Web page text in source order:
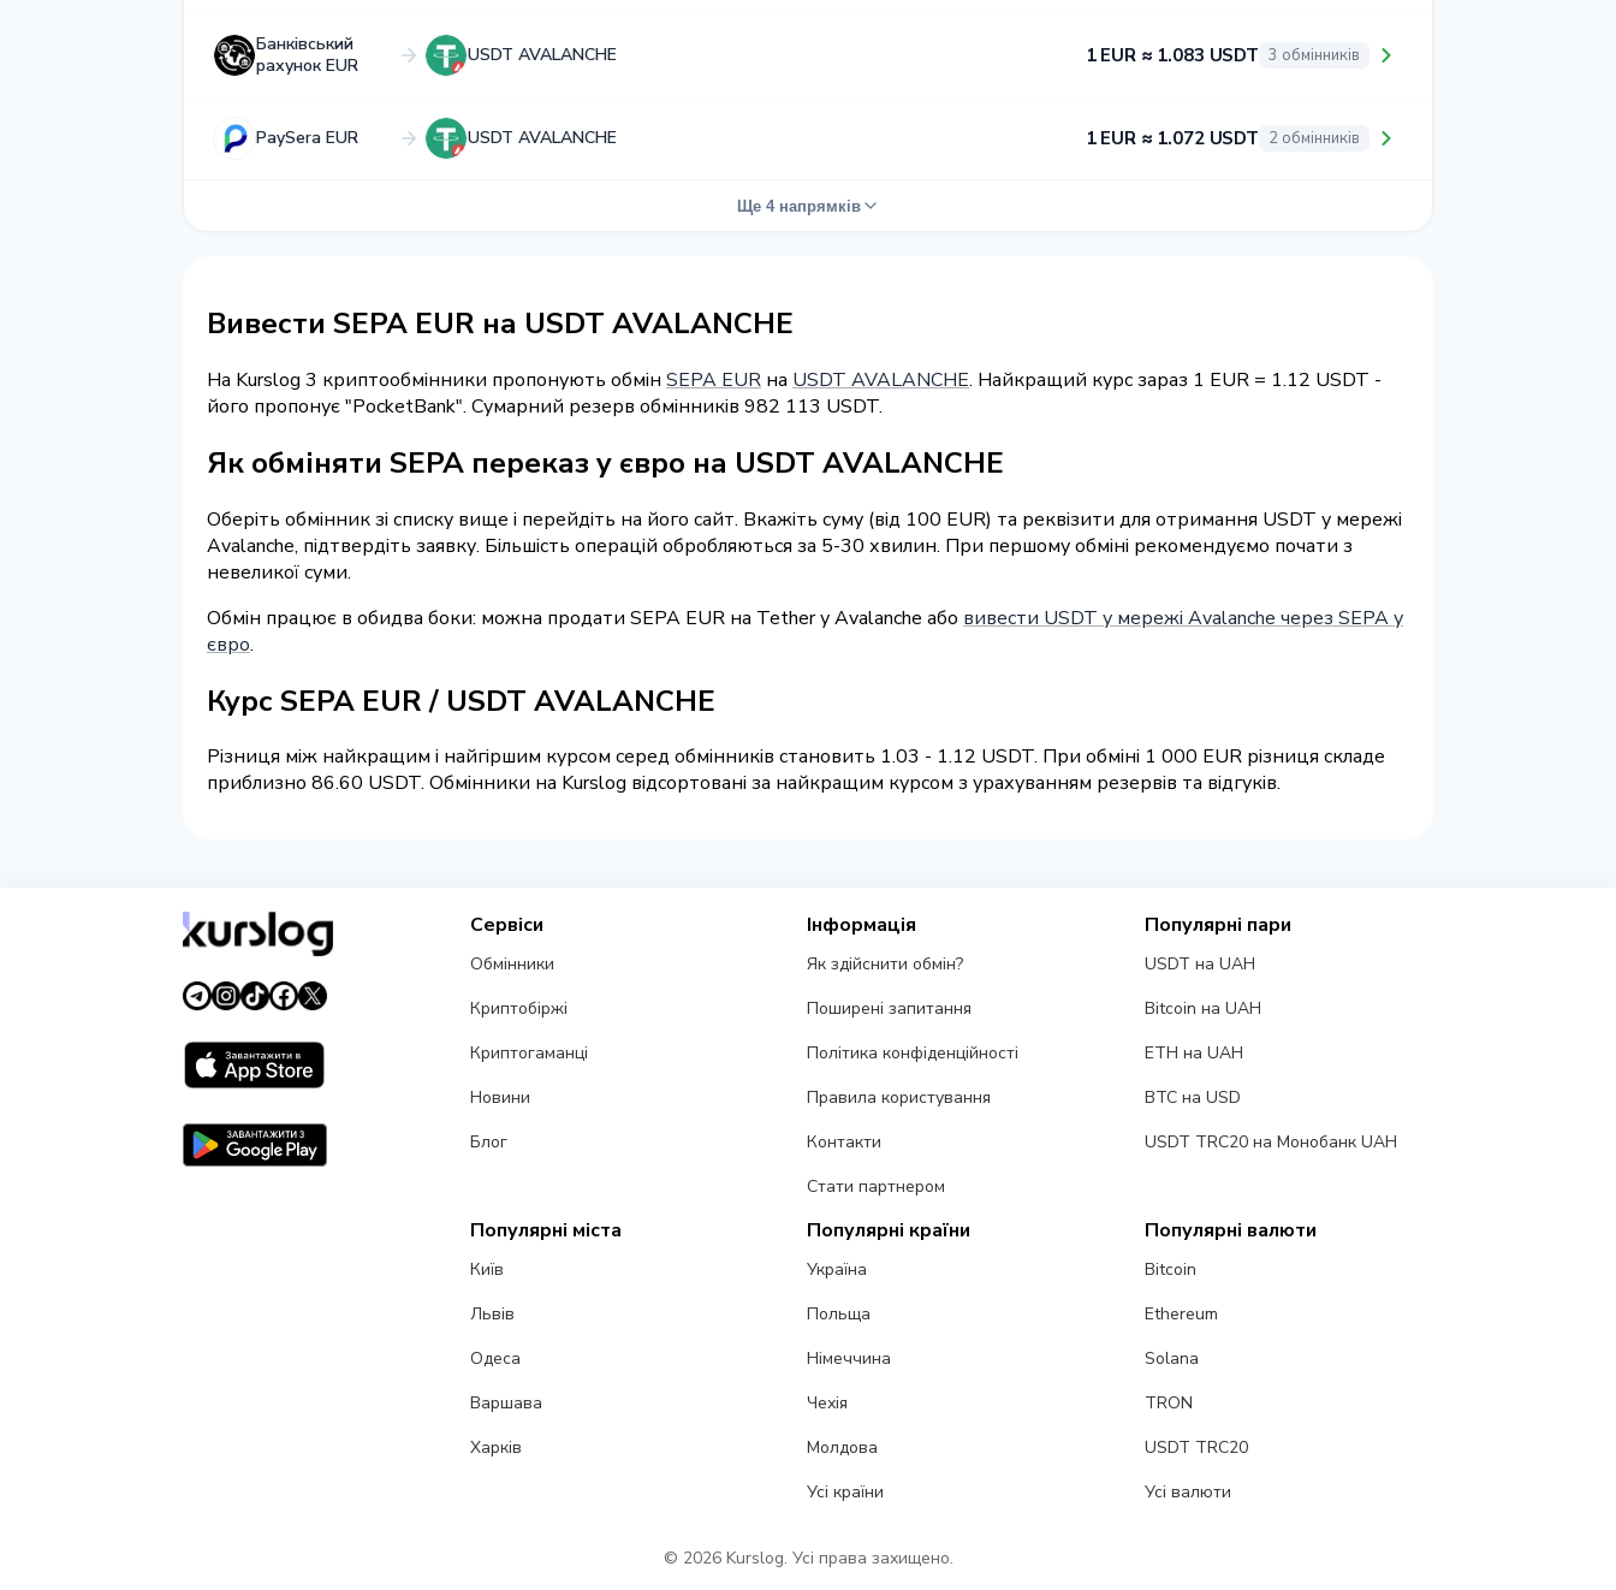
Банківський
рахунок EUR
USDT AVALANCHE 1 EUR ≈ 1.083 USDT 3 обмінників
PaySera EUR USDT AVALANCHE 1 EUR ≈ 1.072 USDT 2 обмінників
Ще 4 напрямків
Вивести SEPA EUR на USDT AVALANCHE
На Kurslog 3 криптообмінники пропонують обмін SEPA EUR на USDT AVALANCHE. Найкращий курс зараз 1 EUR = 1.12 USDT -
його пропонує "PocketBank". Сумарний резерв обмінників 982 113 USDT.
Як обміняти SEPA переказ у євро на USDT AVALANCHE
Оберіть обмінник зі списку вище і перейдіть на його сайт. Вкажіть суму (від 100 EUR) та реквізити для отримання USDT у мережі
Avalanche, підтвердіть заявку. Більшість операцій обробляються за 5-30 хвилин. При першому обміні рекомендуємо почати з
невеликої суми.
Обмін працює в обидва боки: можна продати SEPA EUR на Tether у Avalanche або вивести USDT у мережі Avalanche через SEPA у
євро.
Курс SEPA EUR / USDT AVALANCHE
Різниця між найкращим і найгіршим курсом серед обмінників становить 1.03 - 1.12 USDT. При обміні 1 000 EUR різниця складе
приблизно 86.60 USDT. Обмінники на Kurslog відсортовані за найкращим курсом з урахуванням резервів та відгуків.
Сервіси
Обмінники
Криптобіржі
Криптогаманці
Новини
Блог
Інформація
Як здійснити обмін?
Поширені запитання
Політика конфіденційності
Правила користування
Контакти
Стати партнером
Популярні пари
USDT на UAH
Bitcoin на UAH
ETH на UAH
BTC на USD
USDT TRC20 на Монобанк UAH
Популярні міста
Київ
Львів
Одеса
Варшава
Харків
Популярні країни
Україна
Польща
Німеччина
Чехія
Молдова
Усі країни
Популярні валюти
Bitcoin
Ethereum
Solana
TRON
USDT TRC20
Усі валюти
© 2026 Kurslog. Усі права захищено.